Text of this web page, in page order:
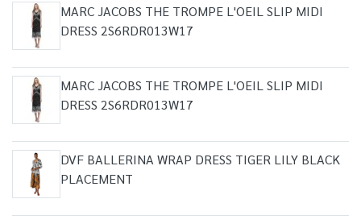
MARC JACOBS THE TROMPE L'OEIL SLIP MIDI
DRESS 2S6RDR013W17
MARC JACOBS THE TROMPE L'OEIL SLIP MIDI
DRESS 2S6RDR013W17
DVF BALLERINA WRAP DRESS TIGER LILY BLACK
PLACEMENT